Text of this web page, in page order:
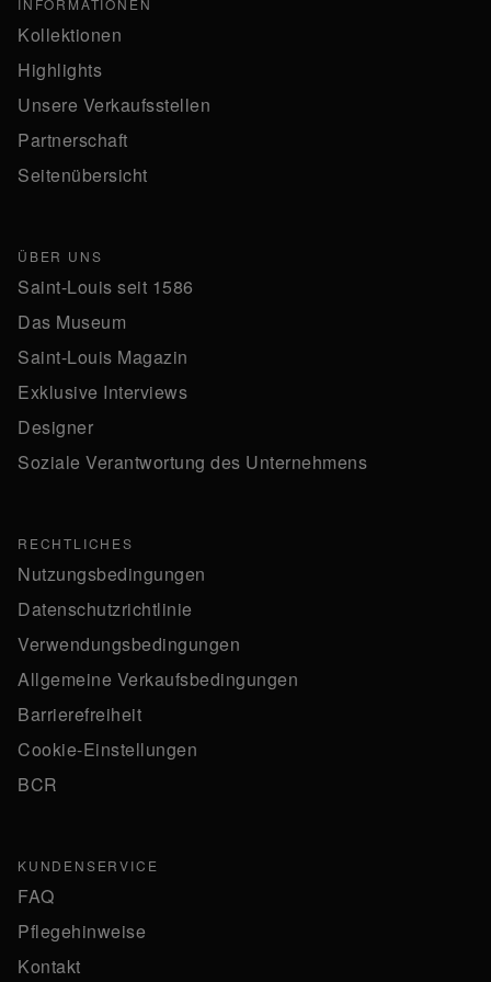
INFORMATIONEN
Kollektionen
Highlights
Unsere Verkaufsstellen
Partnerschaft
Seitenübersicht
ÜBER UNS
Saint-Louis seit 1586
Das Museum
Saint-Louis Magazin
Exklusive Interviews
Designer
Soziale Verantwortung des Unternehmens
RECHTLICHES
Nutzungsbedingungen
Datenschutzrichtlinie
Verwendungsbedingungen
Allgemeine Verkaufsbedingungen
Barrierefreiheit
Cookie-Einstellungen
BCR
KUNDENSERVICE
FAQ
Pflegehinweise
Kontakt